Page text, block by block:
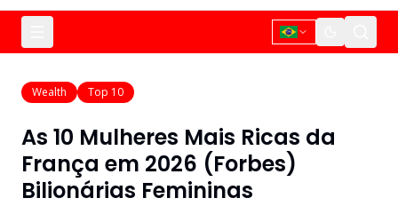
Wealth Top 10
As 10 Mulheres Mais Ricas da
França em 2026 (Forbes)
Bilionárias Femininas